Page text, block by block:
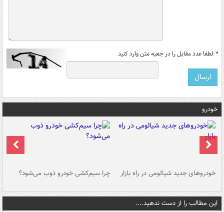
* لطفا عدد مقابل را در جعبه متن وارد کنید
خودرو
خودروهای جدید شیائومی در راه بازار چرا سیم‌کشی خودرو ذوب می‌شود؟
این مطالب را از دست ندهید....